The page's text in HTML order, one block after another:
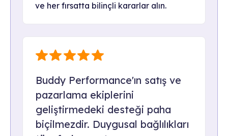
ve her fırsatta bilinçli kararlar alın.
Buddy Performance'ın satış ve
pazarlama ekiplerini
geliştirmedeki desteği paha
biçilmezdir. Duygusal bağlılıkları